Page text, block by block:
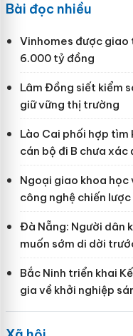
Bài đọc nhiều
Vinhomes được giao
6.000 tỷ đồng
Lâm Đồng siết kiểm
giữ vững thị trường
Lào Cai phối hợp
cán bộ đi B chưa xác
Ngoại giao khoa học
công nghệ chiến lược
Đà Nẵng: Người dân
muốn sớm di dời
Bắc Ninh triển khai
gia về khởi nghiệp